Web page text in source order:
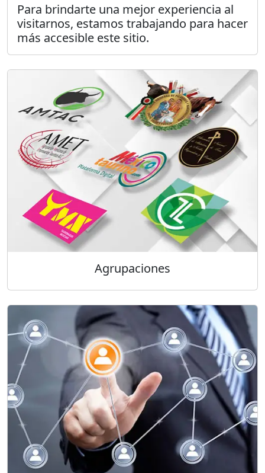
Para brindarte una mejor experiencia al
visitarnos, estamos trabajando para hacer
más accesible este sitio.
Agrupaciones